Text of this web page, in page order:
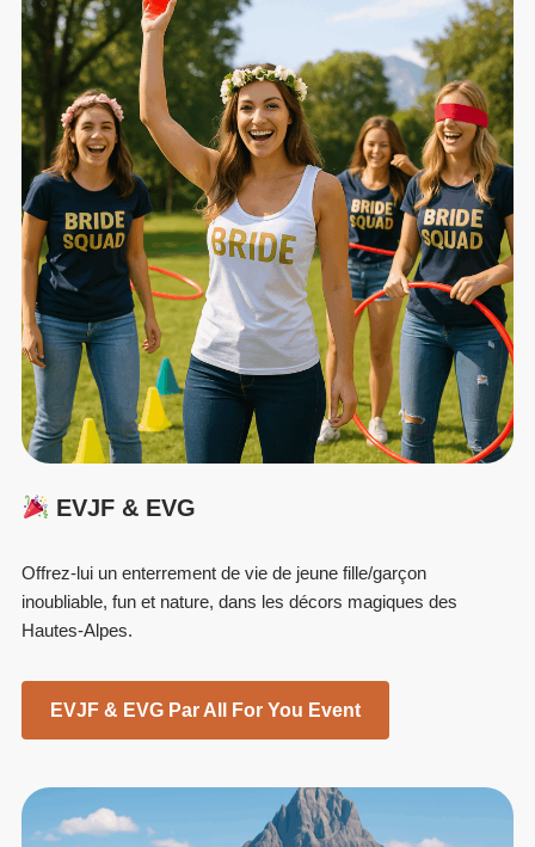
EVJF & EVG
Offrez-lui un enterrement de vie de jeune fille/garçon
inoubliable, fun et nature, dans les décors magiques des
Hautes-Alpes.
EVJF & EVG Par All For You Event